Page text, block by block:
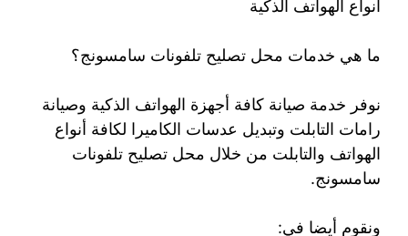
أنواع الهواتف الذكية
ما هي خدمات محل تصليح تلفونات سامسونج؟
نوفر خدمة صيانة كافة أجهزة الهواتف الذكية وصيانة
رامات التابلت وتبديل عدسات الكاميرا لكافة أنواع
الهواتف والتابلت من خلال محل تصليح تلفونات
سامسونج.
ونقوم أيضا في: